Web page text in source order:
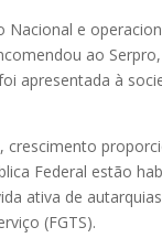
e
ao
apresentada à
Federal estão
ativa de
(FGTS).